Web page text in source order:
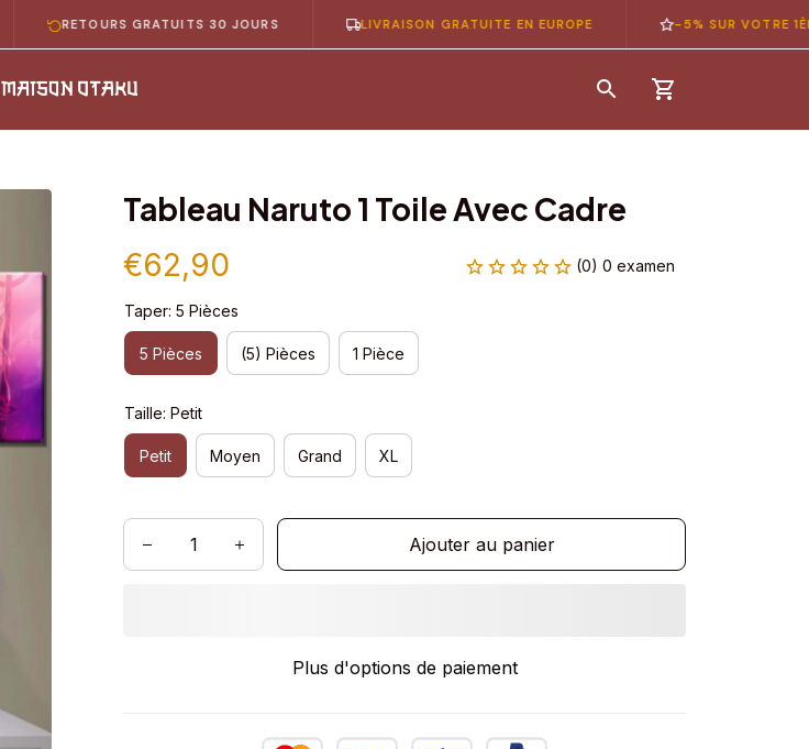
RETOURS GRATUITS 30 JOURS LIVRAISON GRATUITE EN EUROPE -5% SUR VOTRE 1ÈRE
Tableau Naruto 1 Toile Avec Cadre
€62,90 (0) 0 examen
Taper: 5 Pièces
5 Pièces (5) Pièces 1 Pièce
Taille: Petit
Petit Moyen Grand XL
Ajouter au panier
Plus d'options de paiement